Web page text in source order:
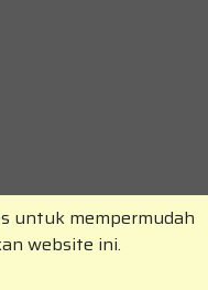
2026 All Rights
untuk mempermudah
website ini.